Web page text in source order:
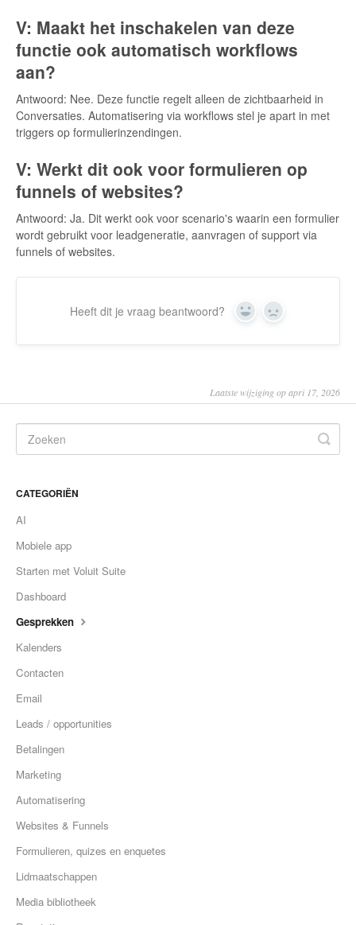
V: Maakt het inschakelen van deze
functie ook automatisch workflows
aan?
Antwoord: Nee. Deze functie regelt alleen de zichtbaarheid in
Conversaties. Automatisering via workflows stel je apart in met
triggers op formulierinzendingen.
V: Werkt dit ook voor formulieren op
funnels of websites?
Antwoord: Ja. Dit werkt ook voor scenario's waarin een formulier
wordt gebruikt voor leadgeneratie, aanvragen of support via
funnels of websites.
Heeft dit je vraag beantwoord? Yes No
Laatste wijziging op apri 17, 2026
CATEGORIËN
AI
Mobiele app
Starten met Voluit Suite
Dashboard
Gesprekken
Kalenders
Contacten
Email
Leads / opportunities
Betalingen
Marketing
Automatisering
Websites & Funnels
Formulieren, quizes en enquetes
Lidmaatschappen
Media bibliotheek